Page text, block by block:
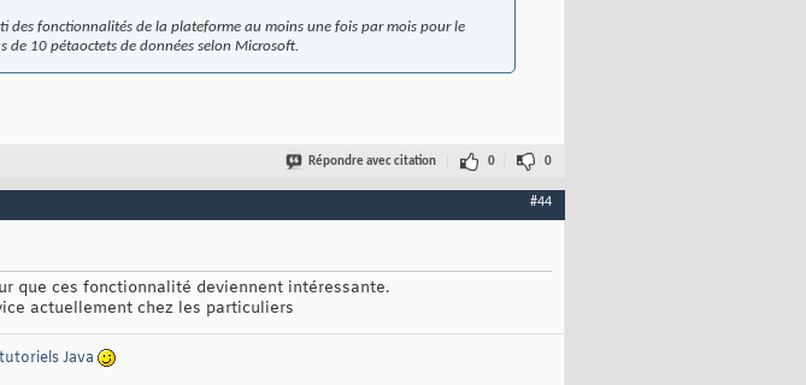
des fonctionnalités de la plateforme au moins une fois par mois pour le
de 10 pétaoctets de données selon Microsoft.
Répondre avec citation 0 0
#44
que ces fonctionnalité deviennent intéressante.
actuellement chez les particuliers
Java